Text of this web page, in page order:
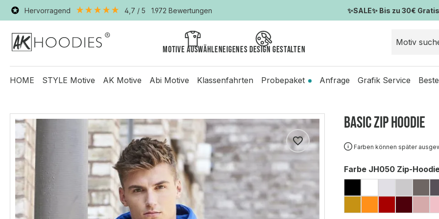
Hervorragend 4,7 / 5 1.972 Bewertungen ✨SALE✨ Bis zu 30€
Motive auswählenEigenes Design gestalten
HOME STYLE Motive AK Motive Abi Motive Klassenfahrten Probepaket Anfrage Grafik Service
Basic ZIP Hoodie
Farben können später
Farbe JH050 Zip-
auswählen